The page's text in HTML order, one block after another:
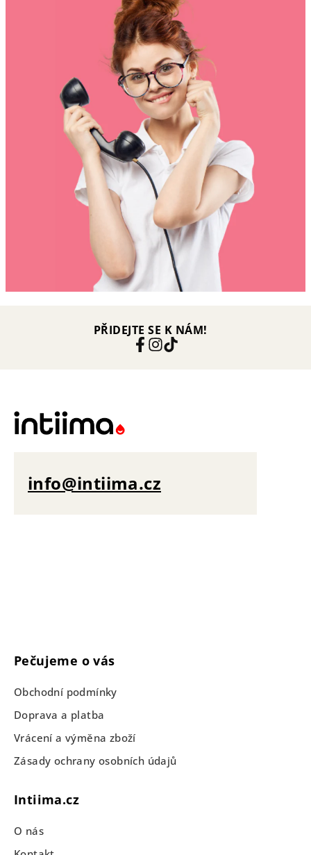
PŘIDEJTE SE K NÁM!
info@intiima.cz
Pečujeme o vás
Obchodní podmínky
Doprava a platba
Vrácení a výměna zboží
Zásady ochrany osobních údajů
Intiima.cz
O nás